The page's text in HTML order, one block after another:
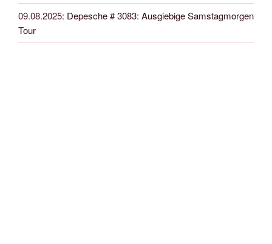
09.08.2025: Depesche # 3083: Ausgiebige Samstagmorgen
Tour